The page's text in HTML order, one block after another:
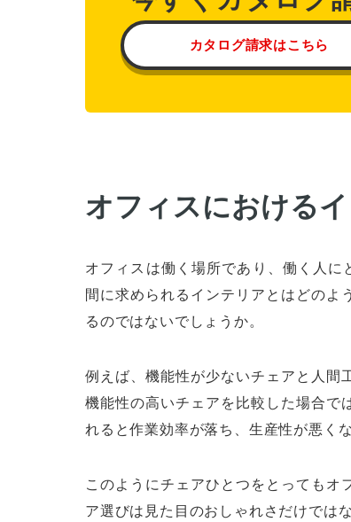
カタログ請求はこちら
オフィスにおける
オフィスは働く場所であり、働く人
間に求められるインテリアとはどのよ
るのではないでしょうか。
例えば、機能性が少ないチェアと人間
機能性の高いチェアを比較した場合で
れると作業効率が落ち、生産性が悪く
このようにチェアひとつをとってもオ
ア選びは見た目のおしゃれさだけでは